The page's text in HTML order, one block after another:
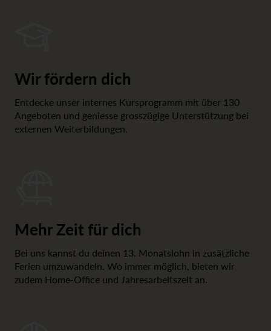
Wir fördern dich
Entdecke unser internes Kursprogramm mit über 130
Angeboten und geniesse grosszügige Unterstützung bei
externen Weiterbildungen.
Mehr Zeit für dich
Bei uns kannst du deinen 13. Monatslohn in zusätzliche
Ferien umzuwandeln. Wo immer möglich, bieten wir
zudem Home-Office und Jahresarbeitszeit an.